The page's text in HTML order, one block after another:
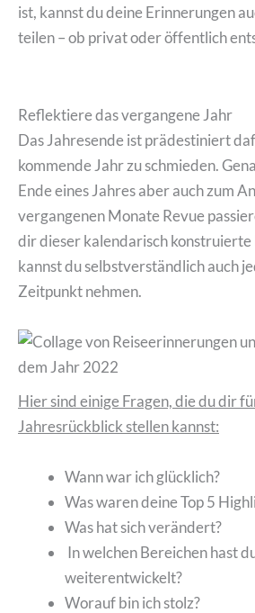
ist, kannst du deine Erinnerungen
teilen – ob privat oder öffentlich
Reflektiere das vergangene Jahr
Das Jahresende ist prädestiniert
kommende Jahr zu schmieden.
Ende eines Jahres aber auch zum
vergangenen Monate Revue
dir dieser kalendarisch konstruierte
kannst du selbstverständlich auch
Zeitpunkt nehmen.
Hier sind einige Fragen, die du dir
Jahresrückblick stellen kannst:
Wann war ich glücklich?
Was waren deine Top 5
Was hat sich verändert?
In welchen Bereichen hast
weiterentwickelt?
Worauf bin ich stolz?